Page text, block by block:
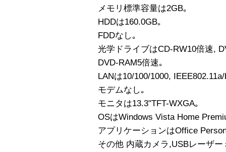
メモリ標準容量は2GB｡
HDDは160.0GB｡
FDDなし｡
光学ドライブはCD-RW10倍速,
DVD-RAM5倍速｡
LANは10/100/1000,
モデムなし｡
モニタは13.3"TFT-WXGA｡
OSはWindows Vista Home
アプリケーションはOffice
その他 内蔵カメラ,USBレーザ